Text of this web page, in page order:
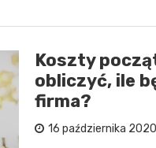
Koszty
obliczyć, ile
firma?
16 października 2020